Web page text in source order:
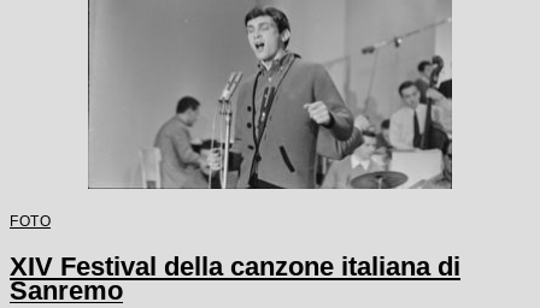
FOTO
XIV Festival della canzone italiana di
Sanremo